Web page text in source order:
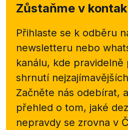
Zůstaňme v
Přihlaste se k odběru
newsletteru nebo
kanálu, kde pravidelně
shrnutí
Začněte nás odebírat,
přehled o tom, jaké
nepravdy se zrovna v